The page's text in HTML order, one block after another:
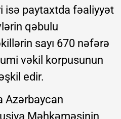
isə paytaxtda fəaliyyət
qəbulu
sayı 670 nəfərə
vəkil korpusunun
edir.
Azərbaycan
Məhkəməsinin